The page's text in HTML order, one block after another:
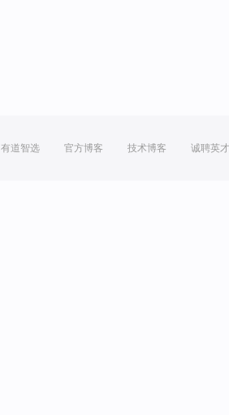
有道智选 官方博客 技术博客 诚聘英才